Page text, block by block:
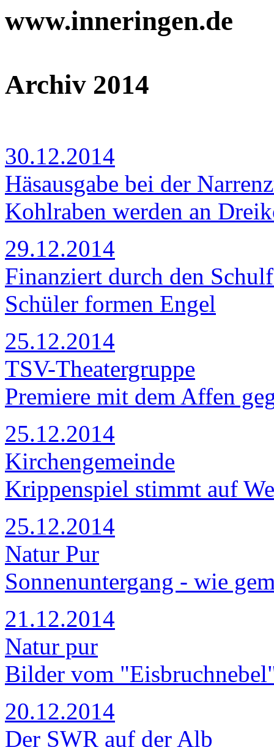
www.inneringen.de
Archiv 2014
30.12.2014
Häsausgabe bei der
Kohlraben werden an
29.12.2014
Finanziert durch den
Schüler formen Engel
25.12.2014
TSV-Theatergruppe
Premiere mit dem Affen
25.12.2014
Kirchengemeinde
Krippenspiel stimmt auf
25.12.2014
Natur Pur
Sonnenuntergang - wie
21.12.2014
Natur pur
Bilder vom
20.12.2014
Der SWR auf der Alb